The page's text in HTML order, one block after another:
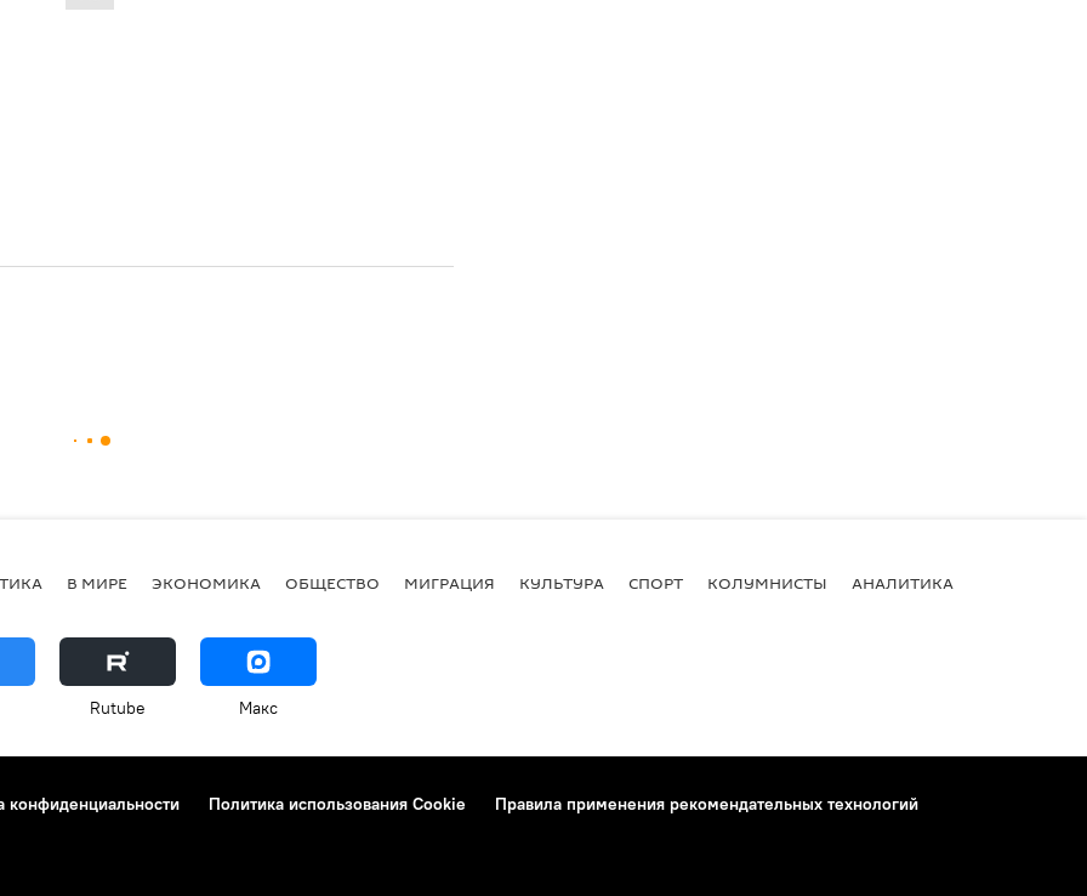
В МИРЕ ЭКОНОМИКА ОБЩЕСТВО МИГРАЦИЯ КУЛЬТУРА СПОРТ КОЛУМНИСТЫ АНАЛИТИКА
Rutube Макс
конфиденциальности Политика использования Cookie
Правила применения рекомендательных технологий